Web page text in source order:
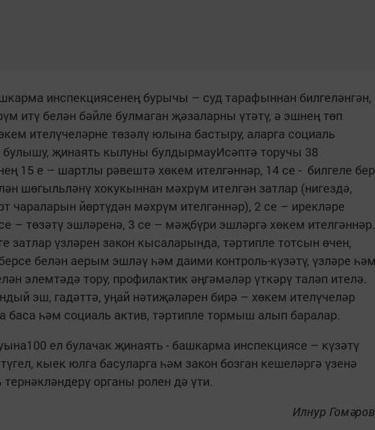
инспекциясенең бурычы – суд тарафыннан билгеләнгән,
итү белән бәйле булмаган җәзаларны үтәтү, ә эшнең төп
ителүчеләрне төзәлү юлына бастыру, аларга социаль
булышу, җинаять кылуны булдырмауИсәптә торучы 38
15 е – шартлы рәвештә хөкем ителгәннәр, 14 се - билгеле бер
шөгыльләнү хокукыннан мәхрүм ителгән затлар (нигездә,
чараларын йөртүдән мәхрүм ителгәннәр), 2 се – ирекләре
– төзәтү эшләренә, 3 се – мәҗбүри эшләргә хөкем ителгәннәр.
затлар үзләрен закон кысаларында, тәртипле тотсын өчен,
белән аерым эшләү һәм даими контроль-күзәтү, үзләре
элемтәдә тору, профилактик әңгәмәләр үткәрү таләп ителә.
эш, гадәттә, уңай нәтиҗәләрен бирә – хөкем ителүчеләр
баса һәм социаль актив, тәртипле тормыш алып баралар.
ел булачак җинаять - башкарма инспекциясе – күзәтү
кыек юлга басуларга һәм закон бозган кешеләргә үзенә
тернәкләндерү органы ролен дә үти.
Илнур